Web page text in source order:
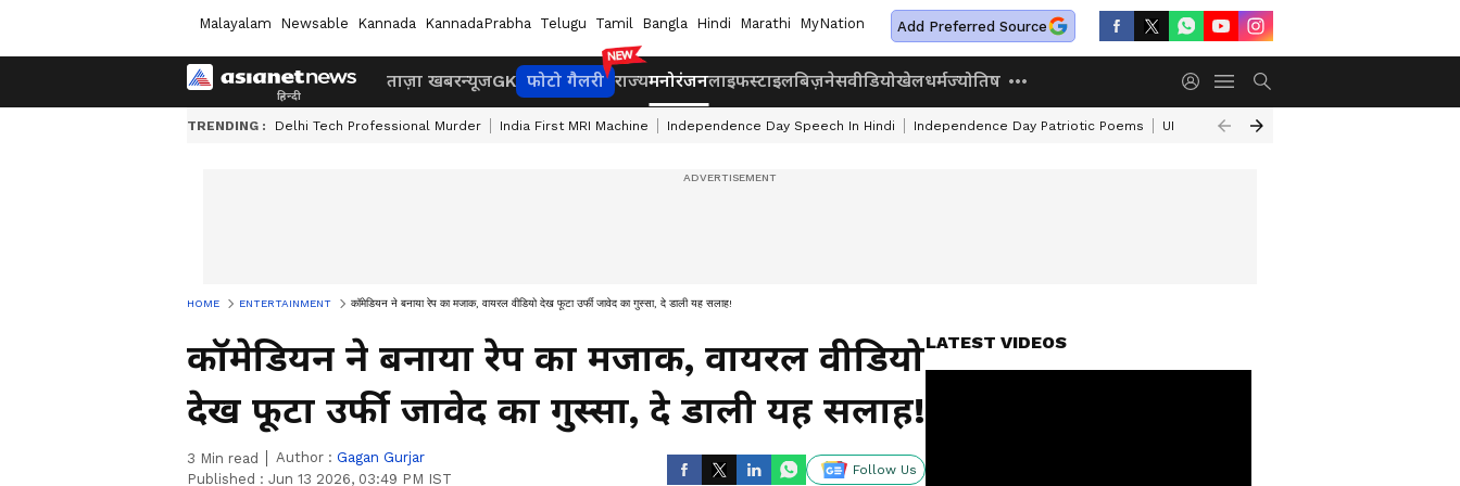
Malayalam Newsable Kannada KannadaPrabha Telugu Tamil Bangla Hindi Marathi MyNation Add Preferred Source
ताज़ा खबरन्यूजGK फोटो गैलरी राज्यमनोरंजनलाइफस्टाइलबिज़नेसवीडियोखेलधर्मज्योतिष
TRENDING : Delhi Tech Professional Murder India First MRI Machine Independence Day Speech In Hindi Independence Day Patriotic Poems UPI MDR Panchkula Murder
HOME ENTERTAINMENT कॉमेडियन ने बनाया रेप का मजाक, वायरल वीडियो देख फूटा उर्फी जावेद का गुस्सा, दे डाली यह सलाह!
कॉमेडियन ने बनाया रेप का मजाक, वायरल वीडियो
देख फूटा उर्फी जावेद का गुस्सा, दे डाली यह सलाह!
3 Min read Author : Gagan Gurjar
Published : Jun 13 2026, 03:49 PM IST
Follow Us
LATEST VIDEOS